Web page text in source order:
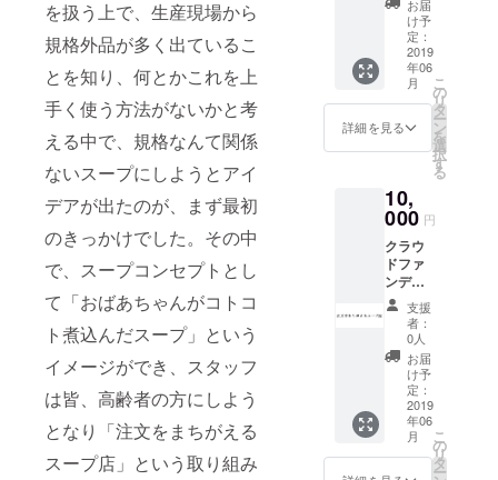
を扱う上で、生産現場から
規格外品が多く出ているこ
とを知り、何とかこれを上
手く使う方法がないかと考
える中で、規格なんて関係
ないスープにしようとアイ
デアが出たのが、まず最初
のきっかけでした。その中
で、スープコンセプトとし
て「おばあちゃんがコトコ
ト煮込んだスープ」という
イメージができ、スタッフ
は皆、高齢者の方にしよう
となり「注文をまちがえる
スープ店」という取り組み
「注文
をまち
がえる
スープ
屋」の
スタッ
フだけ
が、貰
えるオ
ルTシャ
ツとピ
ンバッ
ジをお
送りい
たしま
す。
お届
け予
定：
2019
年06
月
詳細を見る
こ
の
リ
タ
ー
ン
を
選
択
す
る
10,
000 円
クラウ
ドファ
ンディ
ング企
画の中
で主催
する
「注文
をまち
がえる
スープ
屋」の
スタッ
支援
者：
0人
お届
け予
定：
2019
年06
月
こ
の
リ
タ
ー